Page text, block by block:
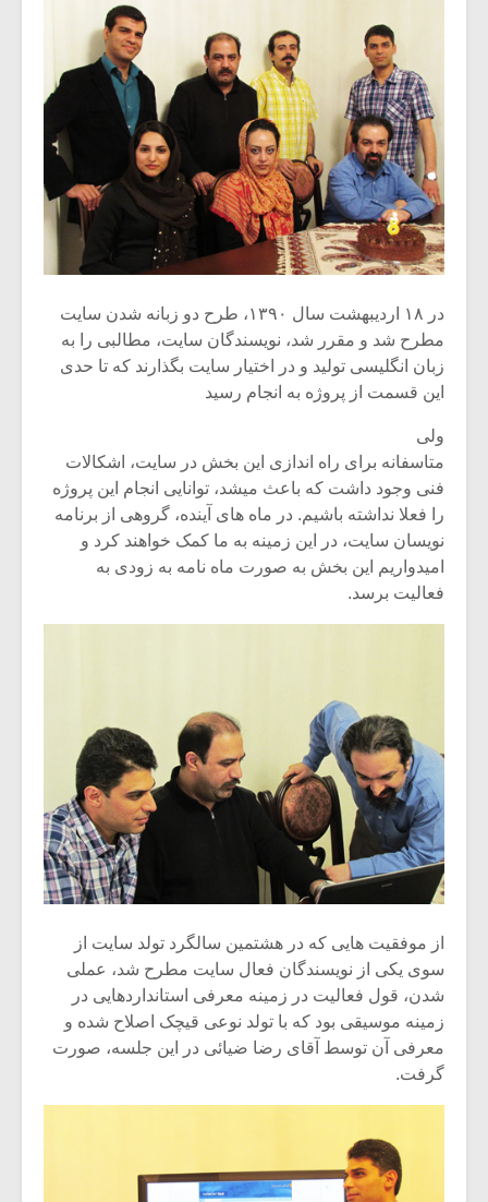
در ۱۸ اردیبهشت سال ۱۳۹۰، طرح دو زبانه شدن سایت
مطرح شد و مقرر شد، نویسندگان سایت، مطالبی را به
زبان انگلیسی تولید و در اختیار سایت بگذارند که تا حدی
این قسمت از پروژه به انجام رسید
ولی
متاسفانه برای راه اندازی این بخش در سایت، اشکالات
فنی وجود داشت که باعث میشد، توانایی انجام این پروژه
را فعلا نداشته باشیم. در ماه های آینده، گروهی از برنامه
نویسان سایت، در این زمینه به ما کمک خواهند کرد و
امیدواریم این بخش به صورت ماه نامه به زودی به
فعالیت برسد.
از موفقیت هایی که در هشتمین سالگرد تولد سایت از
سوی یکی از نویسندگان فعال سایت مطرح شد، عملی
شدن، قول فعالیت در زمینه معرفی استانداردهایی در
زمینه موسیقی بود که با تولد نوعی قیچک اصلاح شده و
معرفی آن توسط آقای رضا ضیائی در این جلسه، صورت
گرفت.